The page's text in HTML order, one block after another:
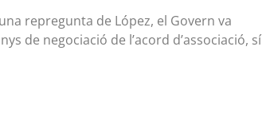
repregunta de López, el Govern va
de negociació de l’acord d’associació, sí